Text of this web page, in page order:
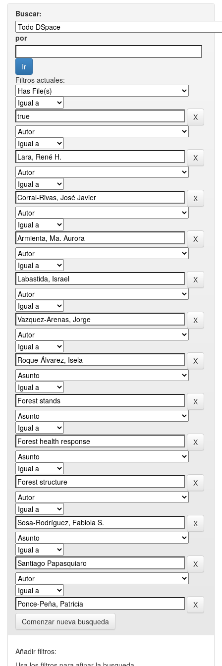
Buscar:
por
Filtros actuales:
Comenzar nueva busqueda
Añadir filtros: